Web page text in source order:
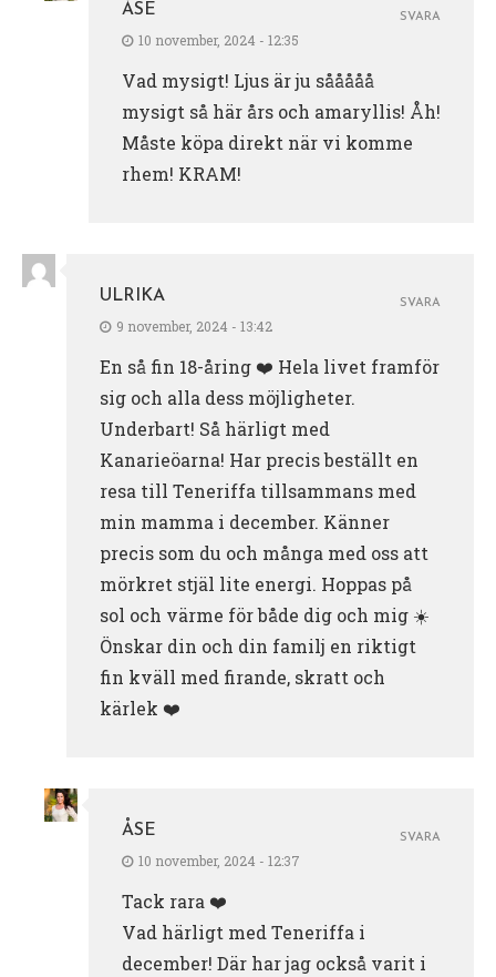
ÅSE
10 november, 2024 - 12:35
Vad mysigt! Ljus är ju sååååå
mysigt så här års och amaryllis! Åh!
Måste köpa direkt när vi komme
rhem! KRAM!
SVARA
ULRIKA
9 november, 2024 - 13:42
En så fin 18-åring ❤️ Hela livet framför
sig och alla dess möjligheter.
Underbart! Så härligt med
Kanarieöarna! Har precis beställt en
resa till Teneriffa tillsammans med
min mamma i december. Känner
precis som du och många med oss att
mörkret stjäl lite energi. Hoppas på
sol och värme för både dig och mig ☀️
Önskar din och din familj en riktigt
fin kväll med firande, skratt och
kärlek ❤️
SVARA
ÅSE
10 november, 2024 - 12:37
Tack rara ❤️
Vad härligt med Teneriffa i
december! Där har jag också varit i
SVARA